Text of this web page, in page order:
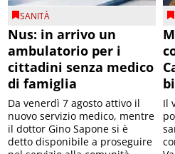
SANITÀ
Nus: in arrivo un
ambulatorio per i
cittadini senza medico
di famiglia
Da venerdì 7 agosto attivo il
nuovo servizio medico, mentre
il dottor Gino Sapone si è
detto disponibile a proseguire
Il